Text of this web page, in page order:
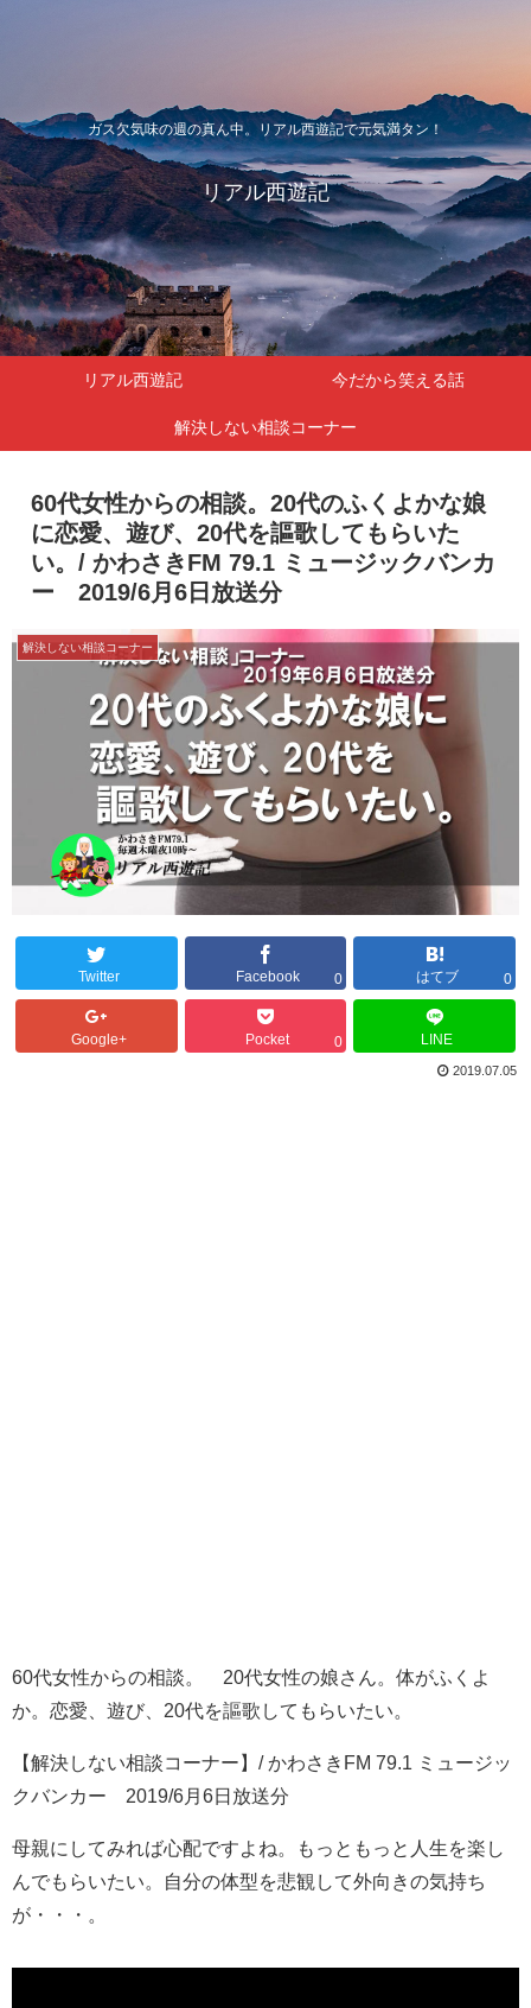
ガス欠気味の週の真ん中。リアル西遊記で元気満タン！
リアル西遊記
リアル西遊記 今だから笑える話
解決しない相談コーナー
60代女性からの相談。20代のふくよかな娘
に恋愛、遊び、20代を謳歌してもらいた
い。/ かわさきFM 79.1 ミュージックバンカ
ー 2019/6月6日放送分
解決しない相談コーナー
Twitter Facebook 0 はてブ 0
Google+ Pocket 0 LINE
2019.07.05
60代女性からの相談。 20代女性の娘さん。体がふくよ
か。恋愛、遊び、20代を謳歌してもらいたい。
【解決しない相談コーナー】/ かわさきFM 79.1 ミュージッ
クバンカー 2019/6月6日放送分
母親にしてみれば心配ですよね。もっともっと人生を楽し
んでもらいたい。自分の体型を悲観して外向きの気持ち
が・・・。